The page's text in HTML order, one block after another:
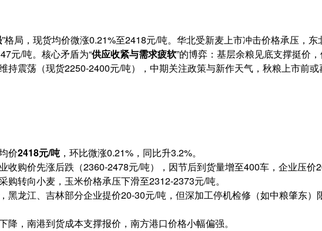
”格局，现货均价微涨0.21%至2418元/吨。华北受新麦上市冲击价格承压，东
元/吨。核心矛盾为“供应收紧与需求疲软”的博弈：基层余粮见底支撑挺价
持震荡（现货2250-2400元/吨），中期关注政策与新作天气，秋粮上市前或
价2418元/吨，环比微涨0.21%，同比升3.2%。
收购价先涨后跌（2360-2478元/吨），因节后到货量增至400车，企业压价
购转向小麦，玉米价格承压下滑至2312-2373元/吨。
黑龙江、吉林部分企业提价20-30元/吨，但深加工停机检修（如中粮肇东）
降，南港到货成本支撑报价，南方港口价格小幅偏强。